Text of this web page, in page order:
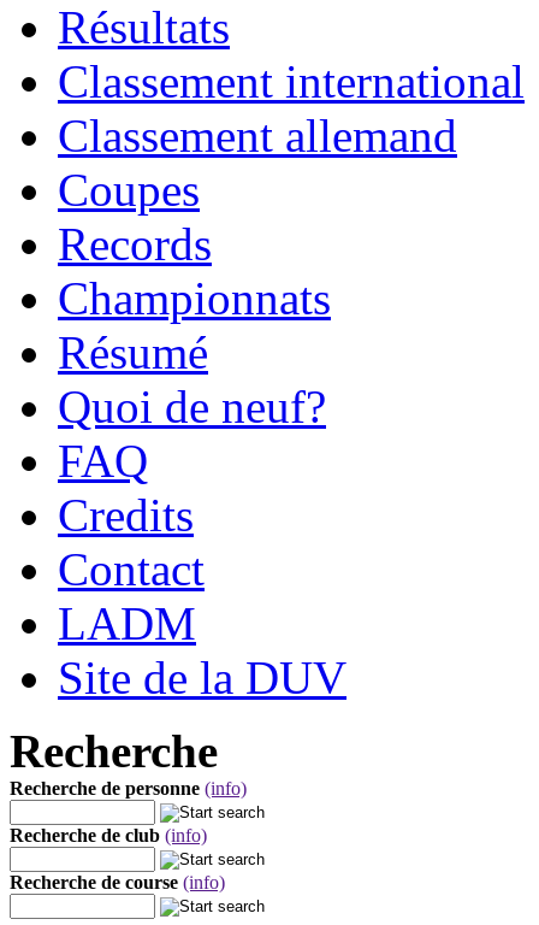
Résultats
Classement international
Classement allemand
Coupes
Records
Championnats
Résumé
Quoi de neuf?
FAQ
Credits
Contact
LADM
Site de la DUV
Recherche
Recherche de personne (info)
Recherche de club (info)
Recherche de course (info)